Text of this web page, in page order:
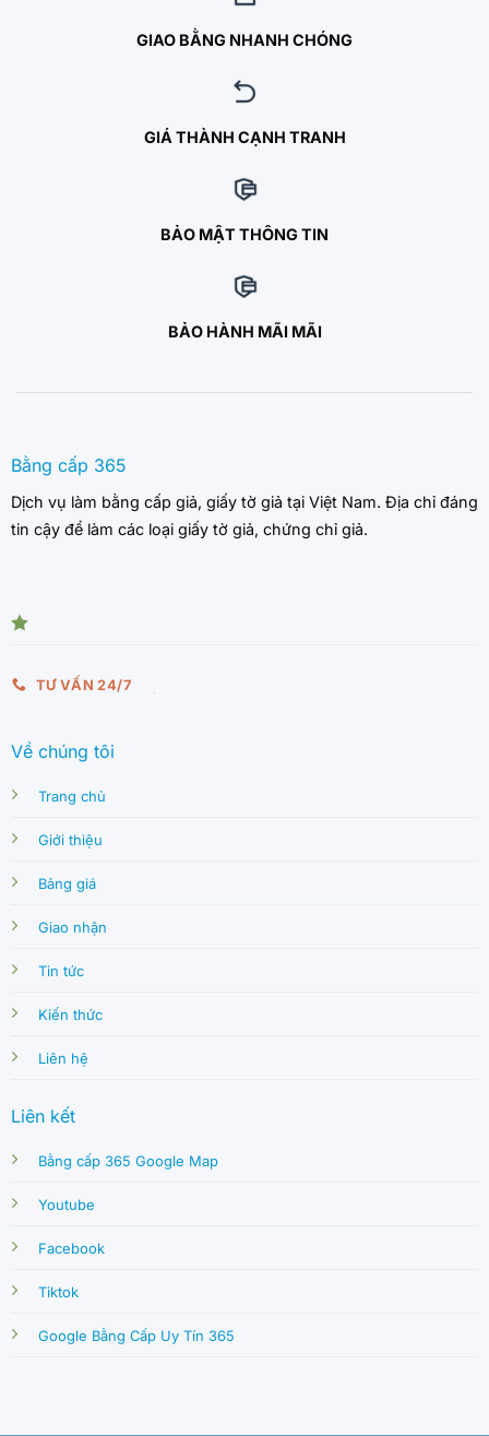
GIAO BẰNG NHANH CHÓNG
GIÁ THÀNH CẠNH TRANH
BẢO MẬT THÔNG TIN
BẢO HÀNH MÃI MÃI
Bằng cấp 365
Dịch vụ làm bằng cấp giả, giấy tờ giả tại Việt Nam. Địa chỉ đáng
tin cậy để làm các loại giấy tờ giả, chứng chỉ giả.
TƯ VẤN 24/7
Về chúng tôi
Trang chủ
Giới thiệu
Bảng giá
Giao nhận
Tin tức
Kiến thức
Liên hệ
Liên kết
Bằng cấp 365 Google Map
Youtube
Facebook
Tiktok
Google Bằng Cấp Uy Tín 365